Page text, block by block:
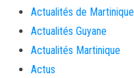
Actualités de Martinique
Actualités Guyane
Actualités Martinique
Actus